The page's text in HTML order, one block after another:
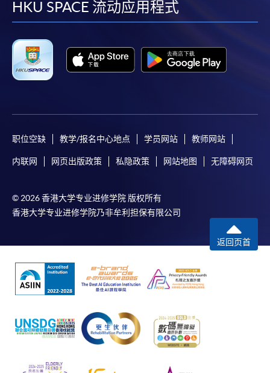
facebook
youtube
linkedin
HKU SPACE 流动应用程式
职位空缺 教学/报名中心地点 学员网站 教师网站
内联网 网页出版政策 私隐政策 网站地图 无障碍网页
© 2026 香港大学专业进修学院 版权所有
香港大学专业进修学院乃非牟利担保有限公司
返回页首